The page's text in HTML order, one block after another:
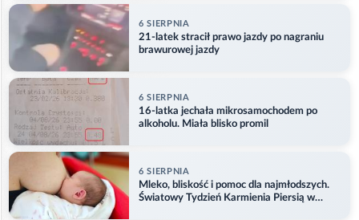
6 SIERPNIA
21-latek stracił prawo jazdy po nagraniu
brawurowej jazdy
6 SIERPNIA
16-latka jechała mikrosamochodem po
alkoholu. Miała blisko promil
6 SIERPNIA
Mleko, bliskość i pomoc dla najmłodszych.
Światowy Tydzień Karmienia Piersią w